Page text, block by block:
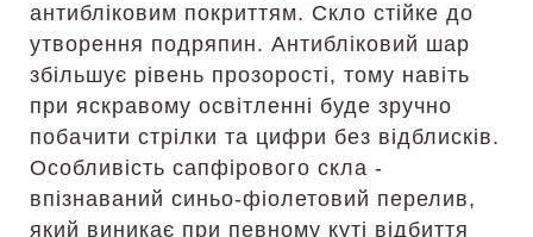
антибліковим покриттям. Скло стійке до
утворення подряпин. Антибліковий шар
збільшує рівень прозорості, тому навіть
при яскравому освітленні буде зручно
побачити стрілки та цифри без відблисків.
Особливість сапфірового скла -
впізнаваний синьо-фіолетовий перелив,
який виникає при певному куті відбиття